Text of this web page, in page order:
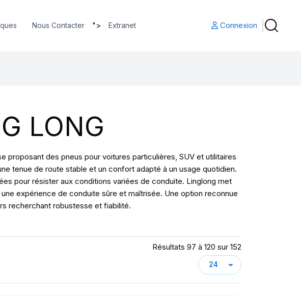
Nous Contacter "> Extranet Connexion
LONG
proposant des pneus pour voitures particulières, SUV et utilitaires
tenue de route stable et un confort adapté à un usage quotidien.
pour résister aux conditions variées de conduite. Linglong met
expérience de conduite sûre et maîtrisée. Une option reconnue
recherchant robustesse et fiabilité.
Résultats 97 à 120 sur 152